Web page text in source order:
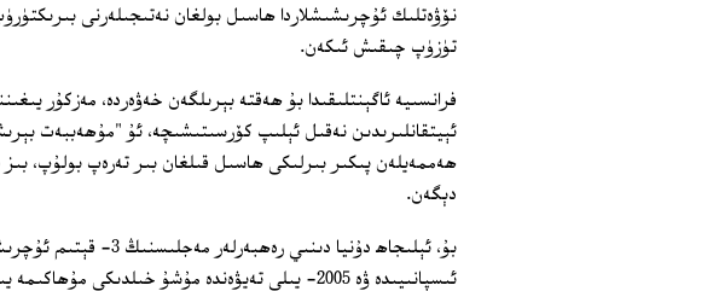
نۆۋەتلىك ئۇچرىشىشلاردا ھاسىل بولغان نەتىجىلەرنى
تۈزۈپ چىقىش ئىكەن.
فرانسىيە ئاگېنتلىقىدا بۇ ھەقتە بېرىلگەن خەۋەردە، مەزكۇر
ئېيتقانلىرىدىن نەقىل ئېلىپ كۆرسىتىشىچە، ئۇ "مۇھەببەت
ھەممەيلەن پىكىر بىرلىكى ھاسىل قىلغان بىر تەرەپ بولۇپ، بىز
دېگەن.
ئىسپانىيىدە ۋە 2005- يىلى تەيۋەندە مۇشۇ خىلدىكى